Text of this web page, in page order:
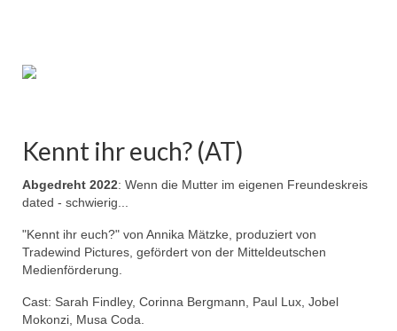
Kennt ihr euch? (AT)
Abgedreht 2022: Wenn die Mutter im eigenen Freundeskreis
dated - schwierig...
"Kennt ihr euch?" von Annika Mätzke, produziert von
Tradewind Pictures, gefördert von der Mitteldeutschen
Medienförderung.
Cast: Sarah Findley, Corinna Bergmann, Paul Lux, Jobel
Mokonzi, Musa Coda.